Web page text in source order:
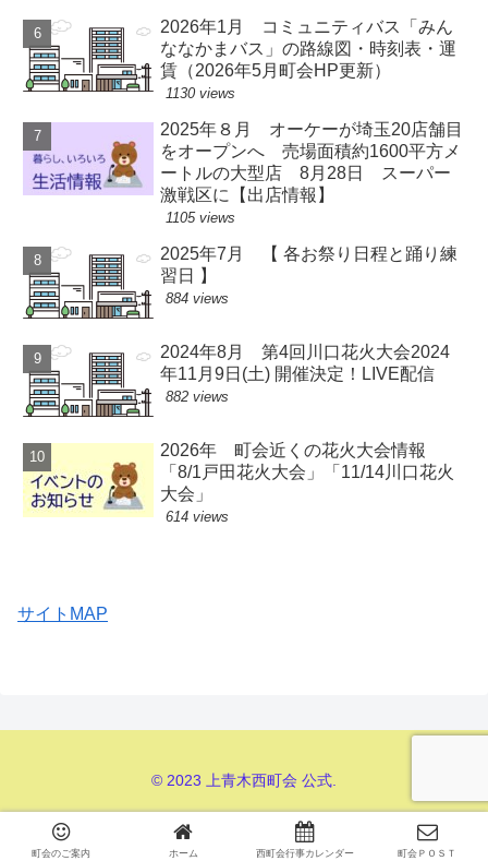
2026年1月 コミュニティバス「みん
ななかまバス」の路線図・時刻表・運
賃（2026年5月町会HP更新）
1130 views
2025年８月 オーケーが埼玉20店舗目
をオープンへ 売場面積約1600平方メ
ートルの大型店 8月28日 スーパー
激戦区に【出店情報】
1105 views
2025年7月 【 各お祭り日程と踊り練
習日 】
884 views
2024年8月 第4回川口花火大会2024
年11月9日(土) 開催決定！LIVE配信
882 views
2026年 町会近くの花火大会情報
「8/1戸田花火大会」「11/14川口花火
大会」
614 views
サイトMAP
© 2023 上青木西町会 公式.
町会のご案内 ホーム 西町会行事カレンダー 町会ＰＯＳＴ